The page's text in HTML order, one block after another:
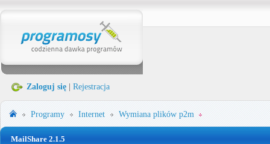
Zaloguj się Rejestracja
Programy Internet Wymiana plików p2m
MailShare 2.1.5